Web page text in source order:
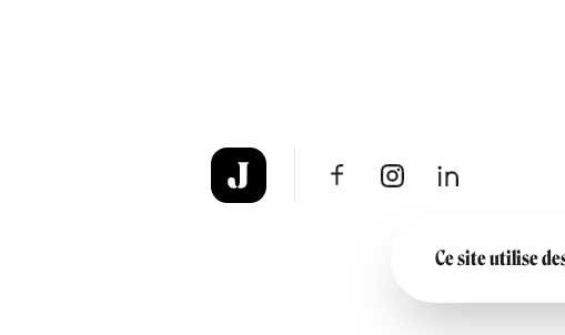
Ce site utilise